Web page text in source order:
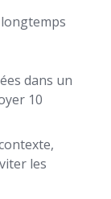
dans un
10
les